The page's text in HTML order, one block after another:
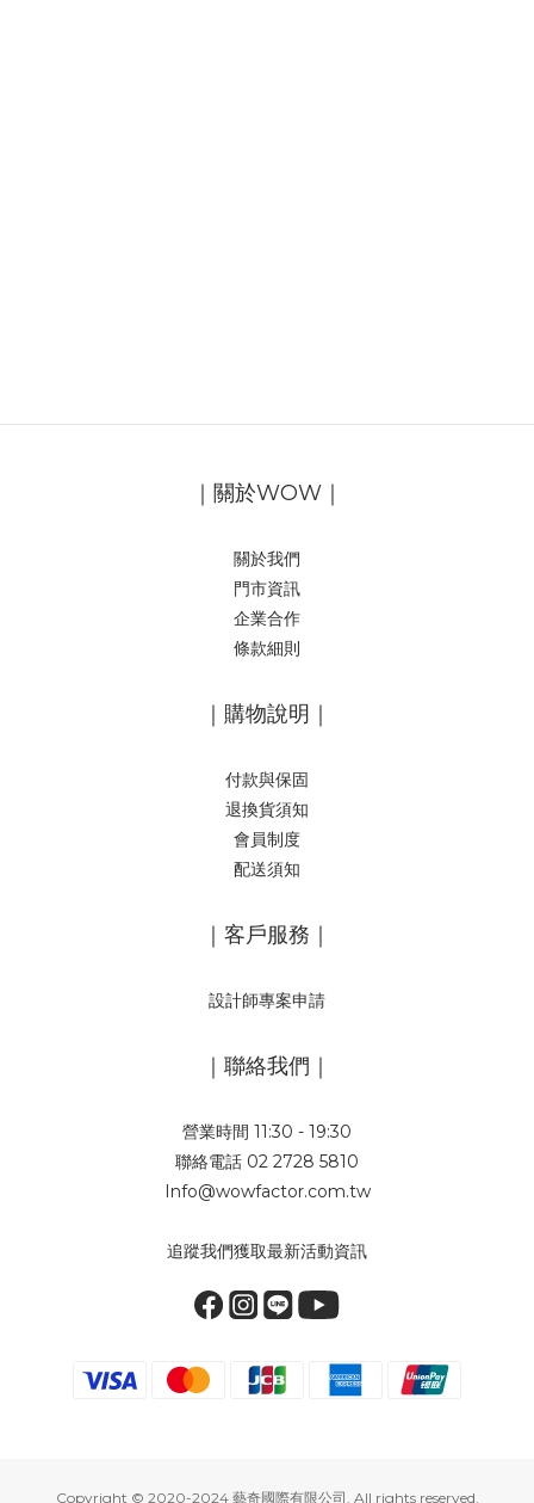
｜關於WOW｜
關於我們
門市資訊
企業合作
條款細則
｜購物說明｜
付款與保固
退換貨須知
會員制度
配送須知
｜客戶服務｜
設計師專案申請
｜聯絡我們｜
營業時間 11:30 - 19:30
聯絡電話 02 2728 5810
Info@wowfactor.com.tw
追蹤我們獲取最新活動資訊
Copyright © 2020-2024 藝奇國際有限公司. All rights reserved.